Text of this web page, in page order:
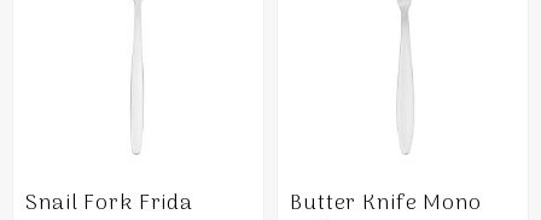
Snail Fork Frida Butter Knife Mono